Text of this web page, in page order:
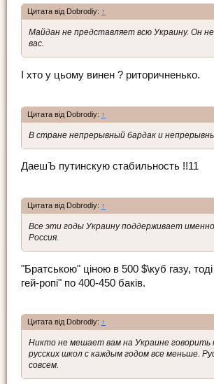
Цитата від Dobrodiy: ↑
Майдан не представляет всю Украину. Он
вас.
І хто у цьому винен ? риторичненько.
Цитата від Dobrodiy: ↑
В стране непрерывный бардак и
ДаешЪ путинскую стабильность !!11
Цитата від Dobrodiy: ↑
Все эти годы Украину поддерживает
Россия.
"Братською" ціною в 500 $\куб газу, тоді
гей-ропі" по 400-450 баків.
Цитата від Dobrodiy: ↑
Никто не мешает вам на Украине говорить
русских школ с каждым годом все меньше.
совсем.